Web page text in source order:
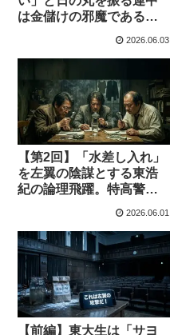
は金儲けの邪魔である
例のヘイト批判社説の真
2026.06.03
【第2回】「水差し入れ」
を左翼の陰謀とする東浩
紀の論理飛躍。特高警察
2026.06.01
【前編】東大生は「サヨ